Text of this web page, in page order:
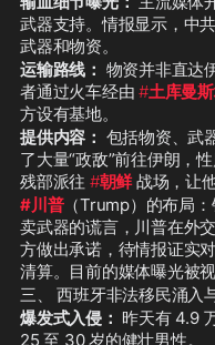
武器支持。情报显示，中
武器和物资。
运输路线： 物资并非直达
者通过火车经由 #土库曼
方设有基地。
提供内容： 包括物资、武
了大量“政敌”前往伊朗，
残部派往 #朝鲜 战场，让
#川普（Trump）的布局
卖武器的谎言，川普在外
方做出承诺，待情报证实
清算。目前的媒体曝光被
三、 西班牙非法移民涌入
爆发式入侵： 昨天有 4.9
25 至 30 岁的健壮男性。